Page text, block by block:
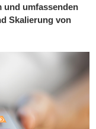
und umfassenden
Skalierung von